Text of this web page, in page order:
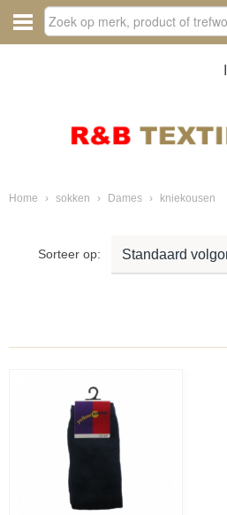
Home › sokken › Dames › kniekousen
Sorteer op: